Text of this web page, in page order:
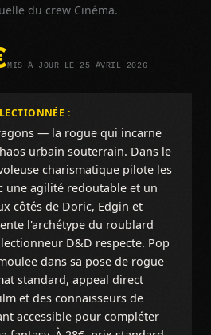
du crew Cinéma.
MIS À JOUR LE 25 AVRIL 2026
:
— la rogue qui incarne
urbain souterrain. Dans le
charismatique pilote les
une agilité redoutable et un
côtés de Doric, Edgin et
l'archétype du roublard
D&D respecte. Pop
dans sa pose de rogue
standard, appeal direct
et des connaisseurs de
accessible pour compléter